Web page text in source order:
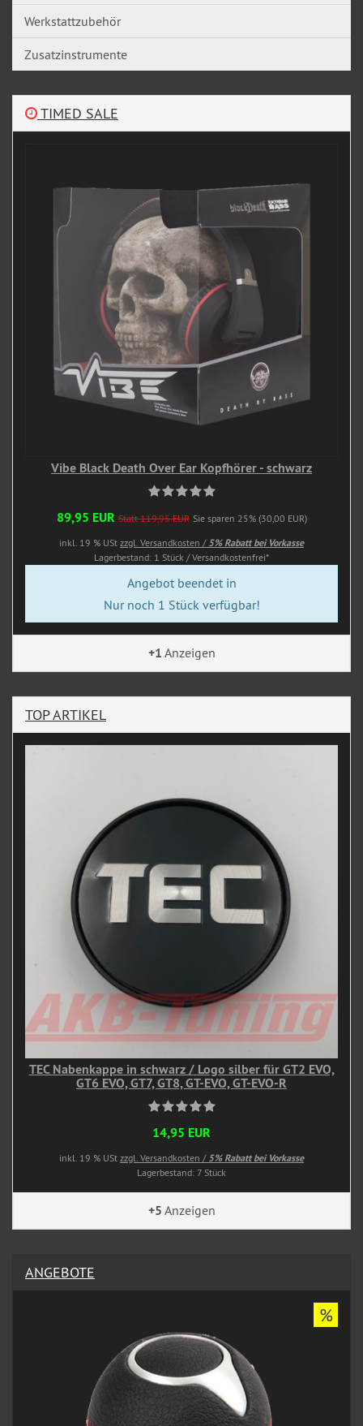
Werkstattzubehör
Zusatzinstrumente
TIMED SALE
Vibe Black Death Over Ear Kopfhörer - schwarz
89,95 EUR Statt 119,95 EUR Sie sparen 25% (30,00 EUR)
inkl. 19 % USt zzgl. Versandkosten / 5% Rabatt bei Vorkasse
Lagerbestand: 1 Stück / Versandkostenfrei*
Angebot beendet in
Nur noch 1 Stück verfügbar!
+1 Anzeigen
TOP ARTIKEL
TEC Nabenkappe in schwarz / Logo silber für GT2 EVO,
GT6 EVO, GT7, GT8, GT-EVO, GT-EVO-R
14,95 EUR
inkl. 19 % USt zzgl. Versandkosten / 5% Rabatt bei Vorkasse
Lagerbestand: 7 Stück
+5 Anzeigen
ANGEBOTE
%